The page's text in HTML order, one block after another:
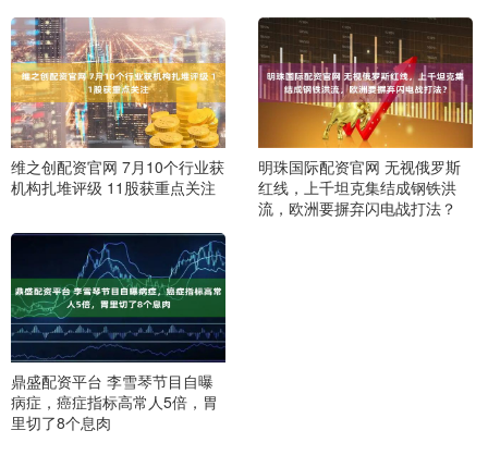
维之创配资官网 7月10个行业获
机构扎堆评级 11股获重点关注
明珠国际配资官网 无视俄罗斯
红线，上千坦克集结成钢铁洪
流，欧洲要摒弃闪电战打法？
鼎盛配资平台 李雪琴节目自曝
病症，癌症指标高常人5倍，胃
里切了8个息肉